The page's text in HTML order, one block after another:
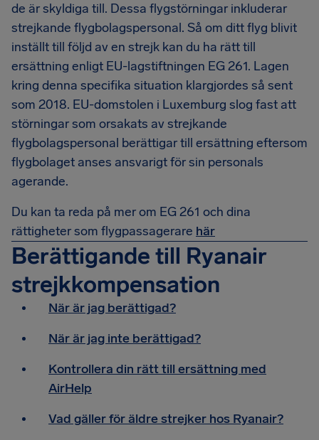
de är skyldiga till. Dessa flygstörningar inkluderar
strejkande flygbolagspersonal. Så om ditt flyg blivit
inställt till följd av en strejk kan du ha rätt till
ersättning enligt EU-lagstiftningen EG 261. Lagen
kring denna specifika situation klargjordes så sent
som 2018. EU-domstolen i Luxemburg slog fast att
störningar som orsakats av strejkande
flygbolagspersonal berättigar till ersättning eftersom
flygbolaget anses ansvarigt för sin personals
agerande.
Du kan ta reda på mer om EG 261 och dina
rättigheter som flygpassagerare här
Berättigande till Ryanair
strejkkompensation
När är jag berättigad?
När är jag inte berättigad?
Kontrollera din rätt till ersättning med
AirHelp
Vad gäller för äldre strejker hos Ryanair?